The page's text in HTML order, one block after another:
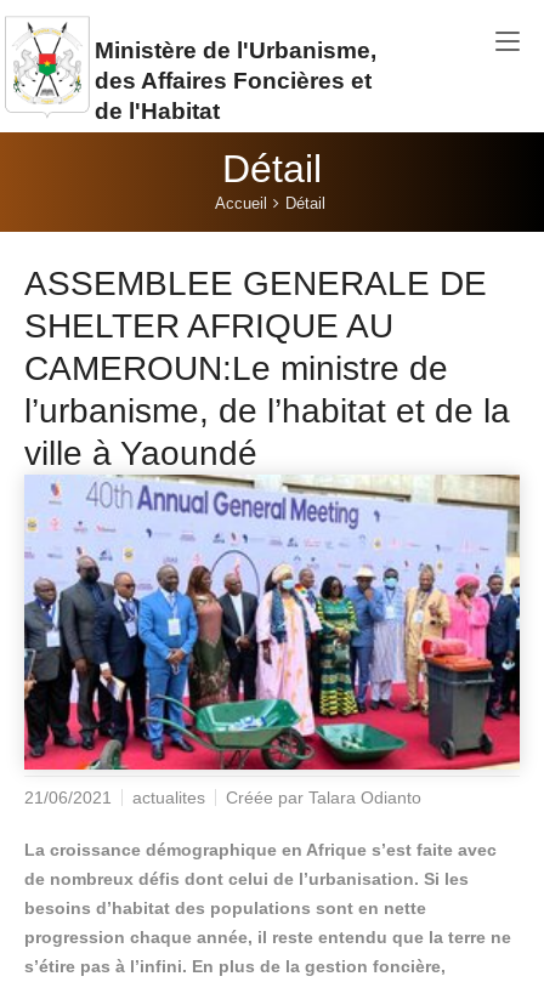
Aller au contenu principal
Ministère de l'Urbanisme,
des Affaires Foncières et
de l'Habitat
Détail
Accueil Détail
ASSEMBLEE GENERALE DE
SHELTER AFRIQUE AU
CAMEROUN:Le ministre de
l’urbanisme, de l’habitat et de la
ville à Yaoundé
21/06/2021 actualites Créée par Talara Odianto
La croissance démographique en Afrique s’est faite avec
de nombreux défis dont celui de l’urbanisation. Si les
besoins d’habitat des populations sont en nette
progression chaque année, il reste entendu que la terre ne
s’étire pas à l’infini. En plus de la gestion foncière,